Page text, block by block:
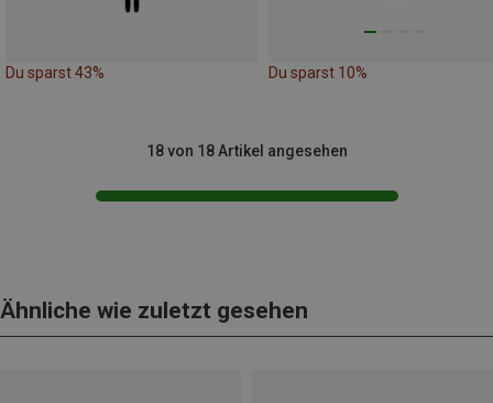
Du sparst 43% Du sparst 10%
18 von 18 Artikel angesehen
Ähnliche wie zuletzt gesehen